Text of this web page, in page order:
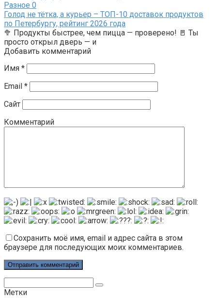
Разное 0
Голод не тётка, а курьер – ТОП-10 доставок продуктов
по Петербургу, рейтинг 2026 года
🥦 Продукты быстрее, чем пицца — проверено! 🚪 Ты
просто открыл дверь — и
Добавить комментарий
Имя *
Email *
Сайт
Комментарий
Сохранить моё имя, email и адрес сайта в этом
браузере для последующих моих комментариев.
Метки